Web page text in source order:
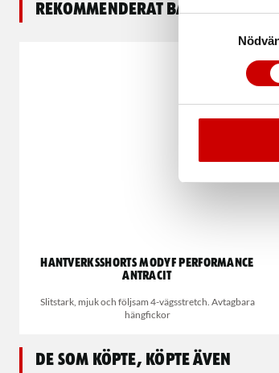
Rekommenderat baserat på
Hantverksshorts MODYF Performance
antracit
Slitstark, mjuk och följsam 4-vägsstretch. Avtagbara
hängfickor
De som köpte, köpte även